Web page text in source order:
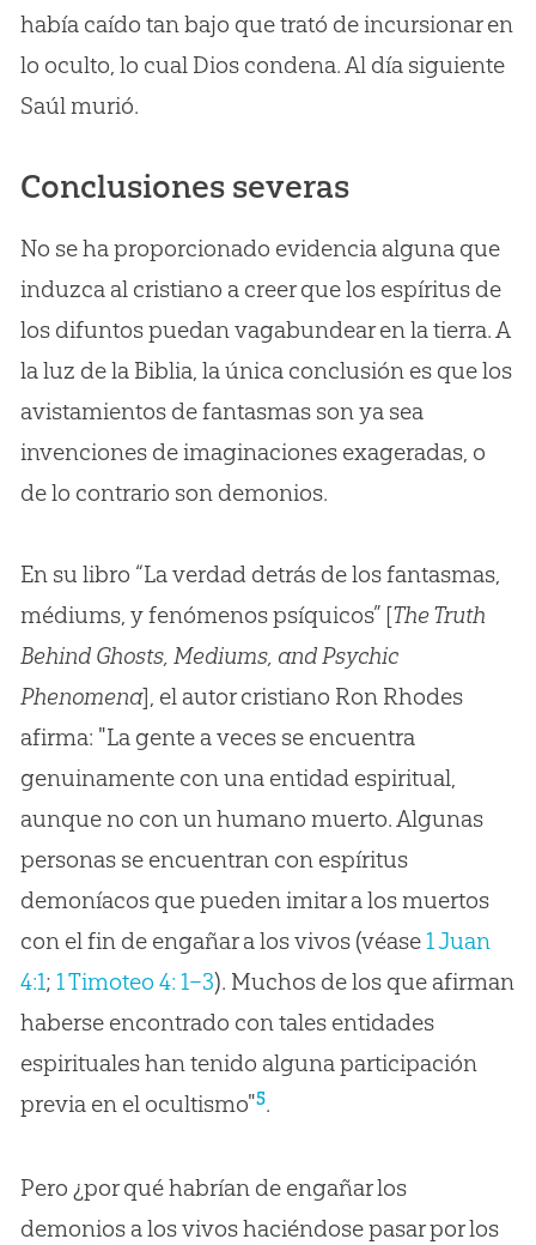
había caído tan bajo que trató de incursionar en
lo oculto, lo cual Dios condena. Al día siguiente
Saúl murió.
Conclusiones severas
No se ha proporcionado evidencia alguna que
induzca al cristiano a creer que los espíritus de
los difuntos puedan vagabundear en la tierra. A
la luz de la Biblia, la única conclusión es que los
avistamientos de fantasmas son ya sea
invenciones de imaginaciones exageradas, o
de lo contrario son demonios.
En su libro “La verdad detrás de los fantasmas,
médiums, y fenómenos psíquicos” [The Truth
Behind Ghosts, Mediums, and Psychic
Phenomena], el autor cristiano Ron Rhodes
afirma: "La gente a veces se encuentra
genuinamente con una entidad espiritual,
aunque no con un humano muerto. Algunas
personas se encuentran con espíritus
demoníacos que pueden imitar a los muertos
con el fin de engañar a los vivos (véase 1 Juan
4:1; 1 Timoteo 4: 1–3). Muchos de los que afirman
haberse encontrado con tales entidades
espirituales han tenido alguna participación
previa en el ocultismo"5.
Pero ¿por qué habrían de engañar los
demonios a los vivos haciéndose pasar por los